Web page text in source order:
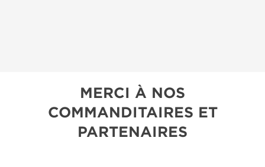
MERCI À NOS
COMMANDITAIRES ET
PARTENAIRES